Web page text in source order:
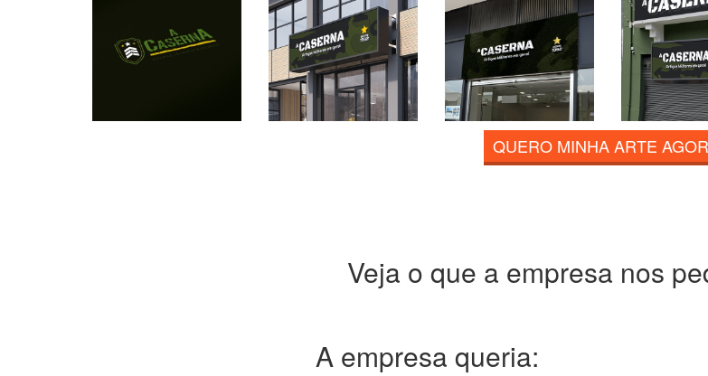
QUERO MINHA ARTE
Veja o que a empresa nos
A empresa queria: